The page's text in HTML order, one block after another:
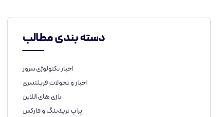
دسته بندی مطالب
اخبار تکنولوژی سرور
اخبار و تحولات فریلنسری
بازی های آنلاین
پراپ تریدینگ و فارکس